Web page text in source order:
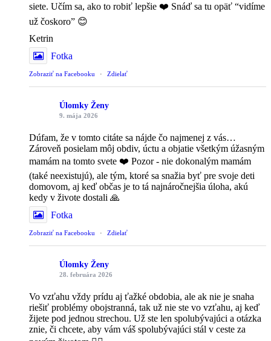
siete. Učím sa, ako to robiť lepšie ❤️ Snáď sa tu opäť “vidíme
už čoskoro” 😊
Ketrin
Fotka
Zobraziť na Facebooku · Zdielať
Úlomky Ženy
9. mája 2026
Dúfam, že v tomto citáte sa nájde čo najmenej z vás…
Zároveň posielam môj obdiv, úctu a objatie všetkým úžasným
mamám na tomto svete ❤️ Pozor - nie dokonalým mamám
(také neexistujú), ale tým, ktoré sa snažia byť pre svoje deti
domovom, aj keď občas je to tá najnáročnejšia úloha, akú
kedy v živote dostali 🙏
Fotka
Zobraziť na Facebooku · Zdielať
Úlomky Ženy
28. februára 2026
Vo vzťahu vždy prídu aj ťažké obdobia, ale ak nie je snaha
riešiť problémy obojstranná, tak už nie ste vo vzťahu, aj keď
žijete pod jednou strechou. Už ste len spolubývajúci a otázka
znie, či chcete, aby vám váš spolubývajúci stál v ceste za